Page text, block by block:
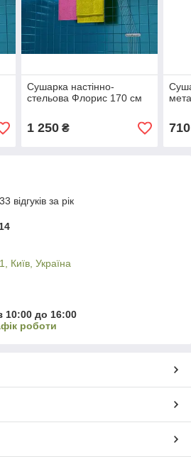
Сушарка настінно-
стельова Флорис 170 см
1 250₴ 710
відгуків за рік
Київ, Україна
10:00 до 16:00
роботи